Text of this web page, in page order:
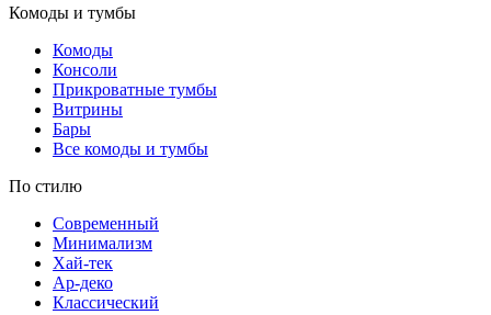
Комоды
Консоли
Прикроватные тумбы
Витрины
Бары